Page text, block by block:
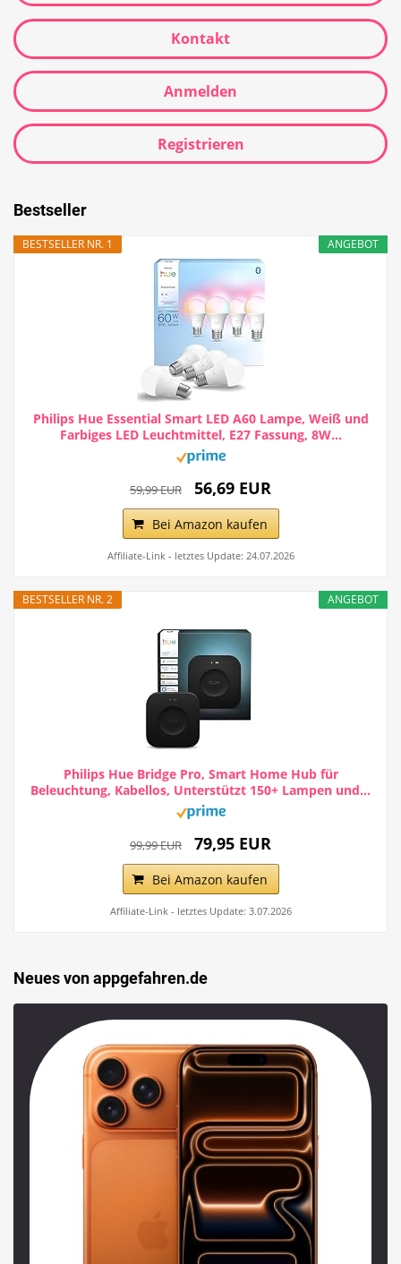
Kontakt
Anmelden
Registrieren
Bestseller
ANGEBOT
BESTSELLER NR. 1
Philips Hue Essential Smart LED A60 Lampe, Weiß und
Farbiges LED Leuchtmittel, E27 Fassung, 8W...
59,99 EUR 56,69 EUR
Bei Amazon kaufen
Affiliate-Link - letztes Update: 24.07.2026
ANGEBOT
BESTSELLER NR. 2
Philips Hue Bridge Pro, Smart Home Hub für
Beleuchtung, Kabellos, Unterstützt 150+ Lampen und...
99,99 EUR 79,95 EUR
Bei Amazon kaufen
Affiliate-Link - letztes Update: 3.07.2026
Neues von appgefahren.de